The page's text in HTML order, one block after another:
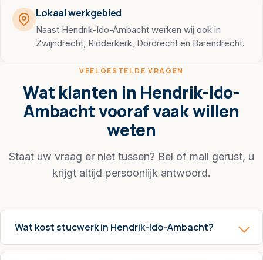
Lokaal werkgebied
Naast Hendrik-Ido-Ambacht werken wij ook in
Zwijndrecht, Ridderkerk, Dordrecht en Barendrecht.
VEELGESTELDE VRAGEN
Wat klanten in Hendrik-Ido-
Ambacht vooraf vaak willen
weten
Staat uw vraag er niet tussen? Bel of mail gerust, u
krijgt altijd persoonlijk antwoord.
Wat kost stucwerk in Hendrik-Ido-Ambacht?